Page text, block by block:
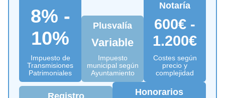
8% -
10%
Impuesto de
Transmisiones
Patrimoniales
Plusvalía
Variable
Impuesto
municipal según
Ayuntamiento
Notaría
600€ -
1.200€
Costes según
precio y
complejidad
Registro Honorarios